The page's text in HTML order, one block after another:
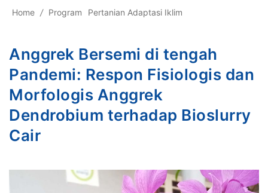
Home / Program Pertanian Adaptasi Iklim
Anggrek Bersemi di tengah
Pandemi: Respon Fisiologis dan
Morfologis Anggrek
Dendrobium terhadap Bioslurry
Cair